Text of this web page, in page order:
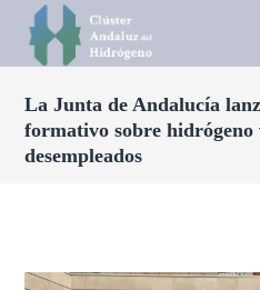
La Junta de Andalucía
formativo sobre hidrógeno
desempleados